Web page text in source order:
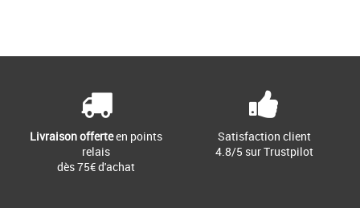
Livraison offerteen points
relais
dès 75€ d'achat
Satisfaction client
4.8/5 sur Trustpilot